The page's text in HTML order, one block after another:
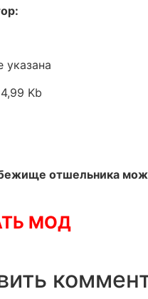
указана
Kb
отшельника
МОД